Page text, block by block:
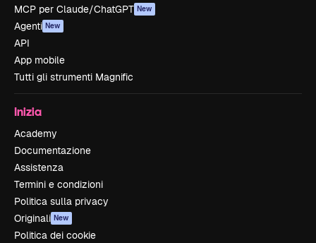
MCP per Claude/ChatGPT New
Agenti New
API
App mobile
Tutti gli strumenti Magnific
Inizia
Academy
Documentazione
Assistenza
Termini e condizioni
Politica sulla privacy
Originali New
Politica dei cookie